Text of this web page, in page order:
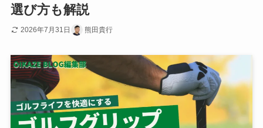
選び方も解説
2026年7月31日 熊田貴行